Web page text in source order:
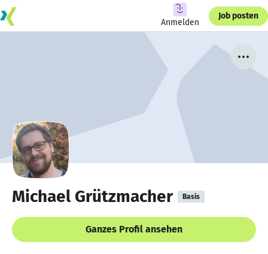
Anmelden
Job posten
Michael Grützmacher Basis
Ganzes Profil ansehen